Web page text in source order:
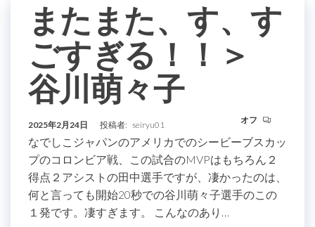
またまた、す、す
ごすぎる！！＞
谷川萌々子
2025年2月24日 投稿者: seiryu01 オフ
なでしこジャパンのアメリカでのシービーブスカッ
プのコロンビア戦、この試合のMVPはもちろん２
得点２アシストの田中選手ですが、凄かったのは、
何と言っても開始20秒での谷川萌々子選手のこの
１発です。凄すぎます。 こんなのあり…